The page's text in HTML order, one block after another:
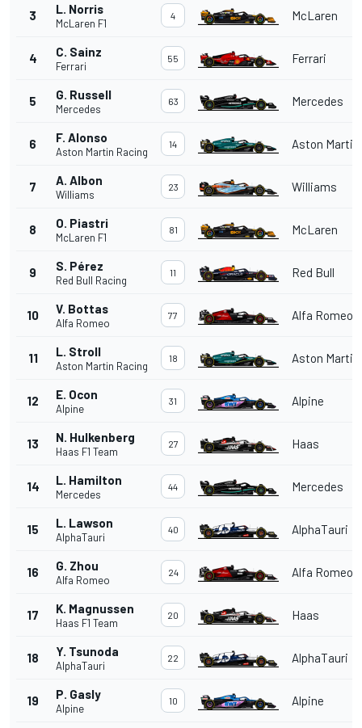
3 L. Norris
McLaren F1
4 McLaren
4 C. Sainz
Ferrari
55 Ferrari
5 G. Russell
Mercedes
63 Mercedes
6 F. Alonso
Aston Martin Racing
14 Aston Martin
7 A. Albon
Williams
23 Williams
8 O. Piastri
McLaren F1
81 McLaren
9 S. Pérez
Red Bull Racing
11 Red Bull
10 V. Bottas
Alfa Romeo
77 Alfa Romeo
11 L. Stroll
Aston Martin Racing
18 Aston Martin
12 E. Ocon
Alpine
31 Alpine
13 N. Hulkenberg
Haas F1 Team
27 Haas
14 L. Hamilton
Mercedes
44 Mercedes
15 L. Lawson
AlphaTauri
40 AlphaTauri
16 G. Zhou
Alfa Romeo
24 Alfa Romeo
17 K. Magnussen
Haas F1 Team
20 Haas
18 Y. Tsunoda
AlphaTauri
22 AlphaTauri
19 P. Gasly
Alpine
10 Alpine